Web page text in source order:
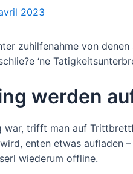
2023
zuhilfenahme von
‘ne
werden
trifft man auf
enten etwas aufladen
wiederum offline.